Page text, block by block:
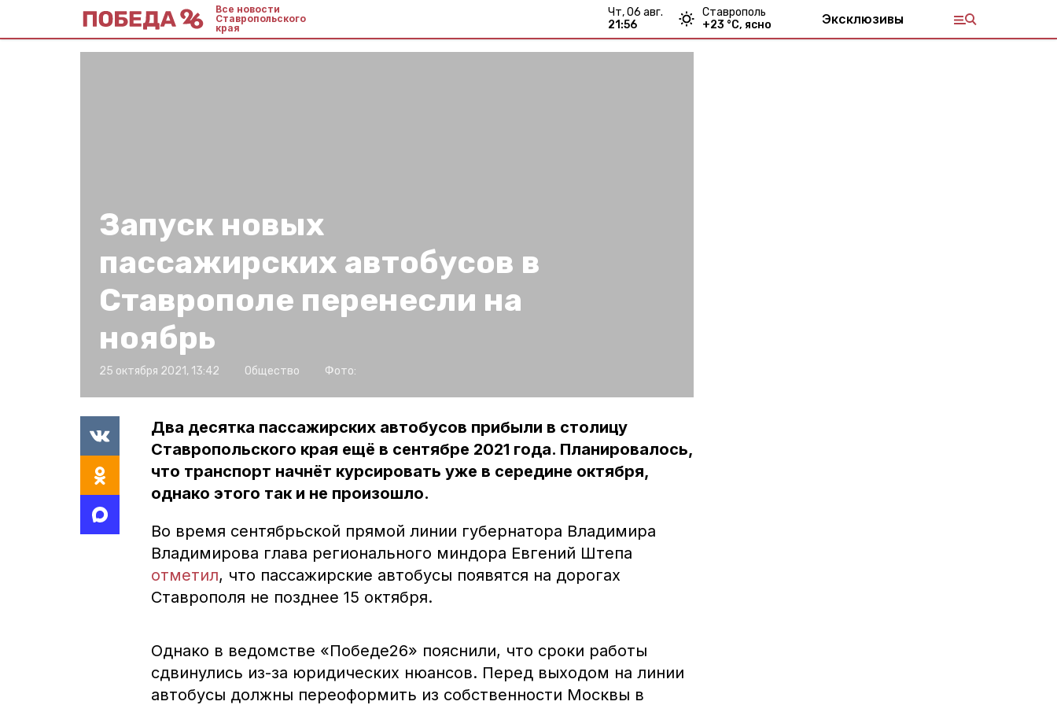
Все новости
Ставропольского
края
чт, 06 авг.
21:56
Ставрополь
+23 °С, ясно Эксклюзивы
Запуск новых
пассажирских автобусов в
Ставрополе перенесли на
ноябрь
25 октября 2021, 13:42 Общество Фото:
Два десятка пассажирских автобусов прибыли в столицу
Ставропольского края ещё в сентябре 2021 года. Планировалось,
что транспорт начнёт курсировать уже в середине октября,
однако этого так и не произошло.
Во время сентябрьской прямой линии губернатора Владимира
Владимирова глава регионального миндора Евгений Штепа
отметил, что пассажирские автобусы появятся на дорогах
Ставрополя не позднее 15 октября.
Однако в ведомстве «Победе26» пояснили, что сроки работы
сдвинулись из-за юридических нюансов. Перед выходом на линии
автобусы должны переоформить из собственности Москвы в